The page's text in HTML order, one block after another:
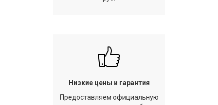
Низкие цены и гарантия
Предоставляем официальную